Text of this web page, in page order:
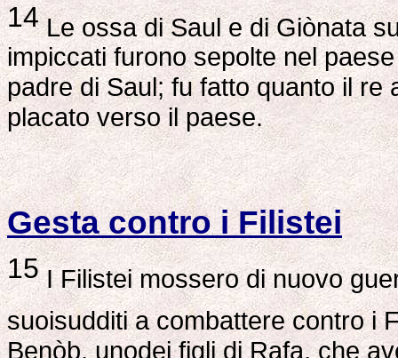
14Le ossa di Saul e di Giònata
impiccati furono sepolte nel
padre di Saul; fu fatto quanto il
placato verso il paese.
Gesta contro i Filistei
15I Filistei mossero di nuovo
suoisudditi a combattere contro i
Benòb, unodei figli di Rafa, che